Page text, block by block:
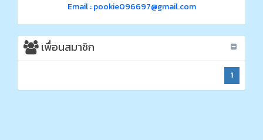
Email : pookie096697@gmail.com
เพื่อนสมาชิก
1